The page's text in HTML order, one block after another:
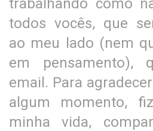
trabalhando como
todos vocês, que
ao meu lado (nem
em pensamento),
email. Para
algum momento,
minha vida,